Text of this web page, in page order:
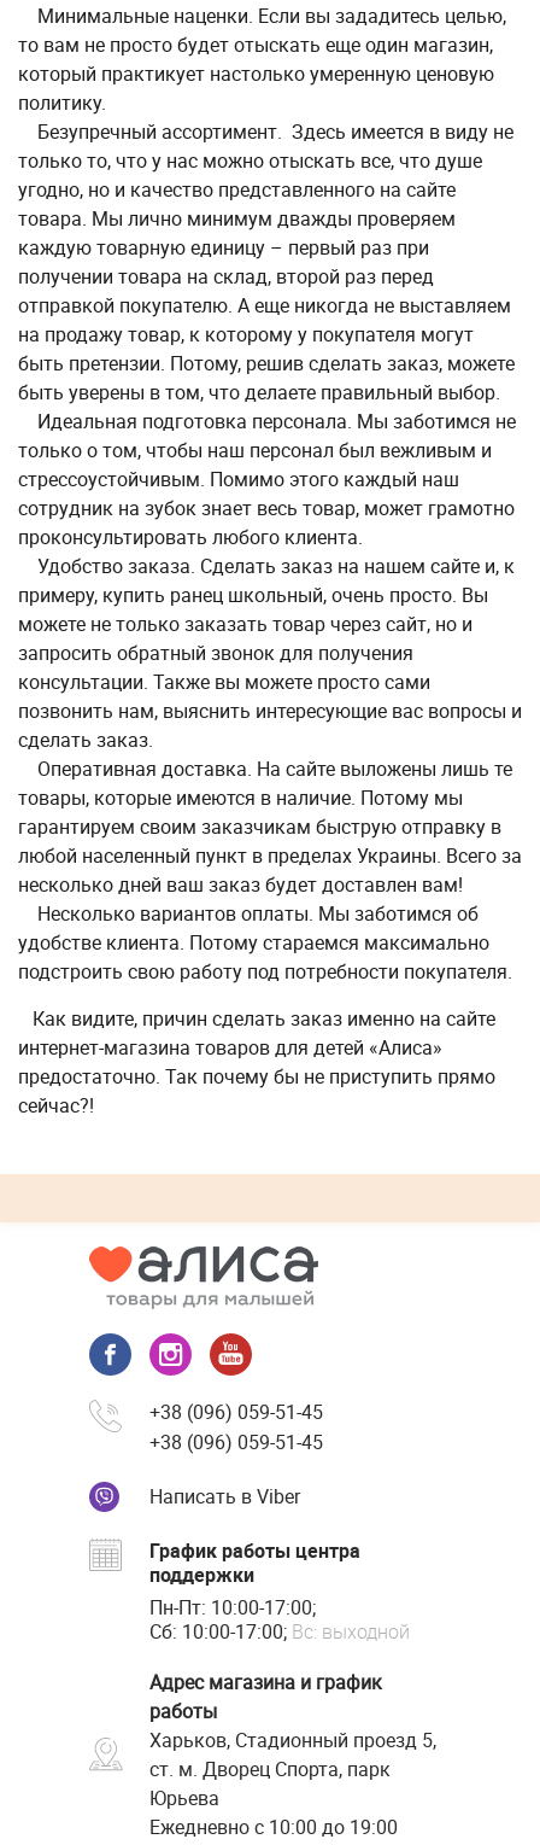
Минимальные наценки. Если вы зададитесь целью,
то вам не просто будет отыскать еще один магазин,
который практикует настолько умеренную ценовую
политику.
Безупречный ассортимент. Здесь имеется в виду не
только то, что у нас можно отыскать все, что душе
угодно, но и качество представленного на сайте
товара. Мы лично минимум дважды проверяем
каждую товарную единицу – первый раз при
получении товара на склад, второй раз перед
отправкой покупателю. А еще никогда не выставляем
на продажу товар, к которому у покупателя могут
быть претензии. Потому, решив сделать заказ, можете
быть уверены в том, что делаете правильный выбор.
Идеальная подготовка персонала. Мы заботимся не
только о том, чтобы наш персонал был вежливым и
стрессоустойчивым. Помимо этого каждый наш
сотрудник на зубок знает весь товар, может грамотно
проконсультировать любого клиента.
Удобство заказа. Сделать заказ на нашем сайте и, к
примеру, купить ранец школьный, очень просто. Вы
можете не только заказать товар через сайт, но и
запросить обратный звонок для получения
консультации. Также вы можете просто сами
позвонить нам, выяснить интересующие вас вопросы и
сделать заказ.
Оперативная доставка. На сайте выложены лишь те
товары, которые имеются в наличие. Потому мы
гарантируем своим заказчикам быструю отправку в
любой населенный пункт в пределах Украины. Всего за
несколько дней ваш заказ будет доставлен вам!
Несколько вариантов оплаты. Мы заботимся об
удобстве клиента. Потому стараемся максимально
подстроить свою работу под потребности покупателя.
Как видите, причин сделать заказ именно на сайте
интернет-магазина товаров для детей «Алиса»
предостаточно. Так почему бы не приступить прямо
сейчас?!
+38 (096) 059-51-45
+38 (096) 059-51-45
Написать в Viber
График работы центра
поддержки
Пн-Пт: 10:00-17:00;
Сб: 10:00-17:00; Вс: выходной
Адрес магазина и график
работы
Харьков, Стадионный проезд 5,
ст. м. Дворец Спорта, парк
Юрьева
Ежедневно с 10:00 до 19:00